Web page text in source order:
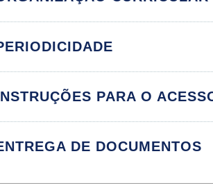
Componente
AVALIAÇÃO PRÉ
PARA O
DE DOCUMENTOS